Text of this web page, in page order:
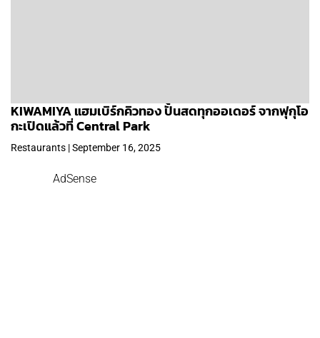
KIWAMIYA แฮมเบิร์กคิวทอง ปั้นสดทุกออเดอร์ จากฟุกุโอ
กะเปิดแล้วที่ Central Park
Restaurants | September 16, 2025
AdSense